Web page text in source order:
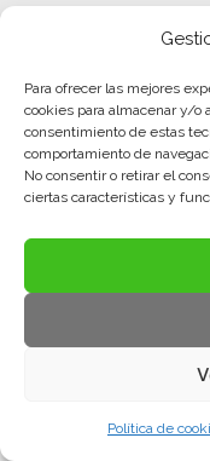
Para ofrecer las mejores
cookies para almacenar y/o
consentimiento de estas
comportamiento de
No consentir o retirar el
ciertas características y
Política de
Aviso legal
© COMA, 2022